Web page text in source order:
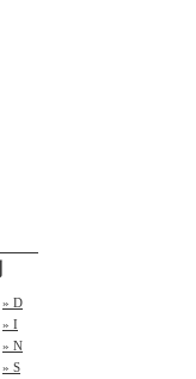
» D
» I
» N
» S